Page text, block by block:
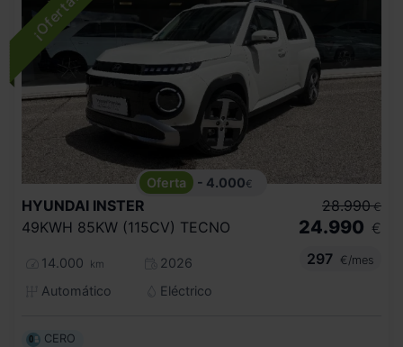
- 4.000€
HYUNDAI INSTER
49KWH 85KW (115CV) TECNO
14.000 km
2026
Automático
Eléctrico
28.990 €
24.990 €
297
€/mes
CERO